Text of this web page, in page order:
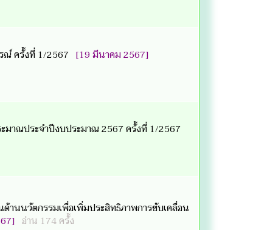
ณ์ ครั้งที่ 1/2567 [19 มีนาคม 2567]
มาณประจำปีงบประมาณ 2567 ครั้งที่ 1/2567
านนวัตกรรมเพื่อเพิ่มประสิทธิภาพการขับเคลื่อน
อ่าน 174 ครั้ง